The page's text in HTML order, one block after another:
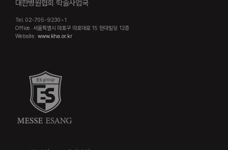
대한병원협회 학술사업국
Tel. 02-705-9230~1
Office. 서울특별시 마포구 마포대로 15 현대빌딩 12층
Website.www.kha.or.kr